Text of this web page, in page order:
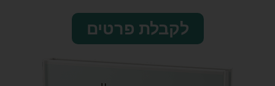
לקבלת פרטים